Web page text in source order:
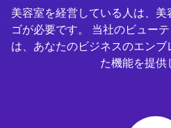
美容室を経営している人は、
ゴが必要です。 当社のビュー
は、あなたのビジネスのエン
た機能を提供